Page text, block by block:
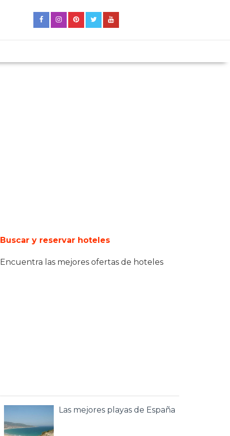
Buscar y reservar hoteles
Encuentra las mejores ofertas de hoteles
Las mejores playas de España